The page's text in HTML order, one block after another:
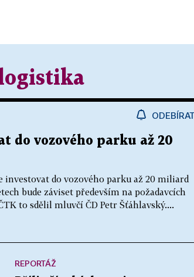
ODEBÍRAT
do vozového parku až 20
investovat do vozového parku až 20 miliard
bude záviset především na požadavcích
to sdělil mluvčí ČD Petr Šťáhlavský....
REPORTÁŽ